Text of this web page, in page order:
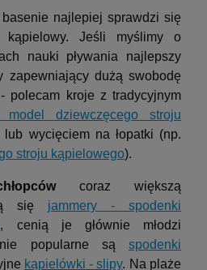
najlepiej sprawdzi się
kąpielowy. Jeśli myślimy o
nauki pływania najlepszy
zapewniający dużą swobodę
polecam kroje z tradycyjnym
model dziewczęcego stroju
lub wycięciem na łopatki (np.
stroju kąpielowego).
coraz większą
się jammery - spodenki
, cenią je głównie młodzi
popularne są spodenki
kąpielówki - slipy. Na plaże